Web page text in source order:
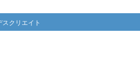
スクリエイト